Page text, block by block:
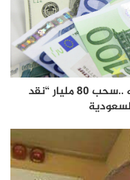
بعد أن هرب الوليد بن طلال أمواله ..سحب 80 مليار “نقد